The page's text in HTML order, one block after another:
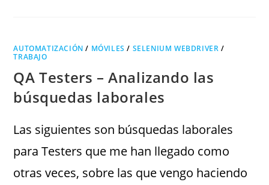
AUTOMATIZACIÓN / MÓVILES / SELENIUM WEBDRIVER /
TRABAJO
QA Testers – Analizando las
búsquedas laborales
Las siguientes son búsquedas laborales
para Testers que me han llegado como
otras veces, sobre las que vengo haciendo